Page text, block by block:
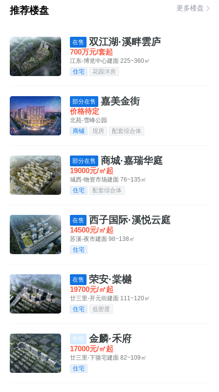
推荐楼盘 更多楼盘
在售 双江湖·溪畔雲庐
700万元/套起
江东-博览中心建面 225~360㎡
住宅
花园洋房
部分在售 嘉美金街
价格待定
北苑-雪峰公园
商铺
现房 配套综合体
部分在售 商城·嘉瑞华庭
19000元/㎡起
城西-物资市场建面 76~135㎡
住宅
配套综合体
在售 西子国际·溪悦云庭
14500元/㎡起
苏溪-夜市建面 98~138㎡
住宅
在售 荣安·棠樾
19700元/㎡起
廿三里-开元街建面 111~120㎡
住宅
低密度
售罄 金麟·禾府
17000元/㎡起
廿三里-下骆宅建面 82~109㎡
住宅